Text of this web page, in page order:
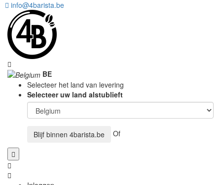
info@4barista.be
BE
Selecteer het land van levering
Selecteer uw land alstublieft
Blijf binnen 4barista.be Of